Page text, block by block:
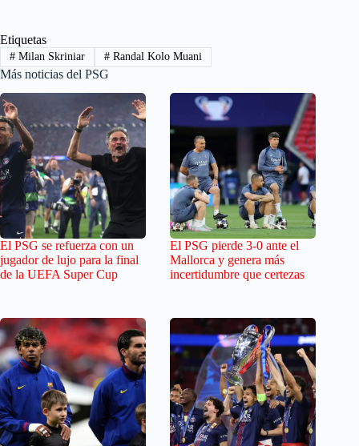
Etiquetas
#Milan Skriniar #Randal Kolo Muani
Más noticias del PSG
El PSG se refuerza con un
jugador de lujo para la final
de la UEFA Super Cup
El PSG pierde 3-0 ante el
Mallorca y genera más
incertidumbre que certezas